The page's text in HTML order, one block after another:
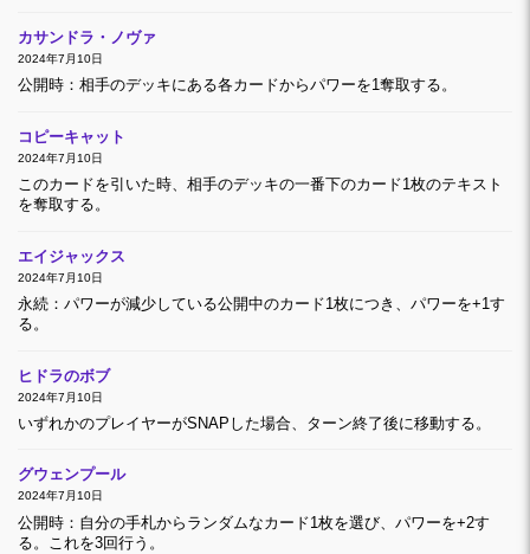
カサンドラ・ノヴァ
2024年7月10日
公開時：相手のデッキにある各カードからパワーを1奪取する。
コピーキャット
2024年7月10日
このカードを引いた時、相手のデッキの一番下のカード1枚のテキスト
を奪取する。
エイジャックス
2024年7月10日
永続：パワーが減少している公開中のカード1枚につき、パワーを+1す
る。
ヒドラのボブ
2024年7月10日
いずれかのプレイヤーがSNAPした場合、ターン終了後に移動する。
グウェンプール
2024年7月10日
公開時：自分の手札からランダムなカード1枚を選び、パワーを+2す
る。これを3回行う。